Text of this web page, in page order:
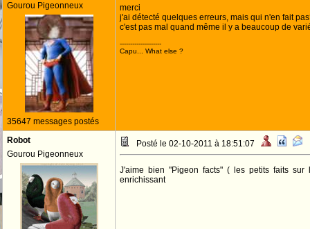
Gourou Pigeonneux
35647 messages postés
merci
j'ai détecté quelques erreurs, mais qui n'en fait
c'est pas mal quand même il y a beaucoup de
--------------------
Capu... What else ?
Robot
Gourou Pigeonneux
Posté le 02-10-2011 à 18:51:07
J'aime bien "Pigeon facts" ( les petits faits sur
enrichissant